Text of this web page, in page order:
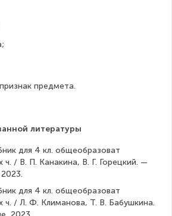
признак предмета.
литературы
для 4 кл. общеобразоват
ч. / В. П. Канакина, В. Г. Горецкий. —
для 4 кл. общеобразоват
ч. / Л. Ф. Климанова, Т. В. Бабушкина.